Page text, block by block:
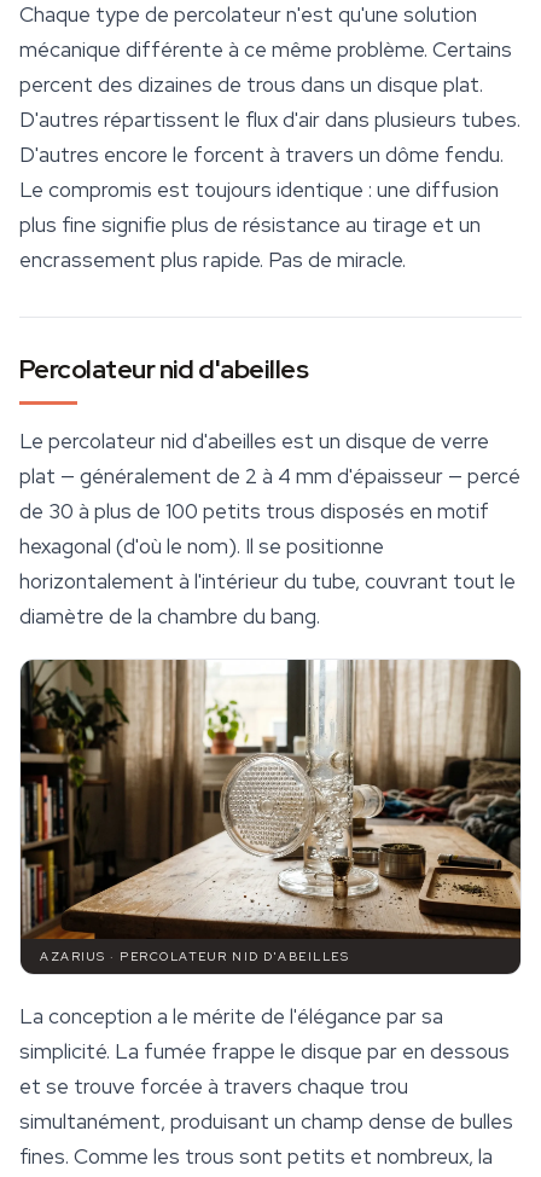
Chaque type de percolateur n'est qu'une solution
mécanique différente à ce même problème. Certains
percent des dizaines de trous dans un disque plat.
D'autres répartissent le flux d'air dans plusieurs tubes.
D'autres encore le forcent à travers un dôme fendu.
Le compromis est toujours identique : une diffusion
plus fine signifie plus de résistance au tirage et un
encrassement plus rapide. Pas de miracle.
Percolateur nid d'abeilles
Le percolateur nid d'abeilles est un disque de verre
plat — généralement de 2 à 4 mm d'épaisseur — percé
de 30 à plus de 100 petits trous disposés en motif
hexagonal (d'où le nom). Il se positionne
horizontalement à l'intérieur du tube, couvrant tout le
diamètre de la chambre du bang.
AZARIUS · PERCOLATEUR NID D'ABEILLES
La conception a le mérite de l'élégance par sa
simplicité. La fumée frappe le disque par en dessous
et se trouve forcée à travers chaque trou
simultanément, produisant un champ dense de bulles
fines. Comme les trous sont petits et nombreux, la